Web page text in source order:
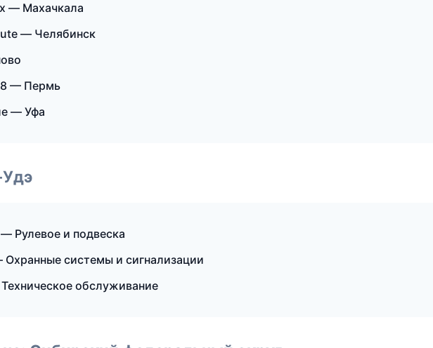
— Махачкала
— Челябинск
— Пермь
— Уфа
— Рулевое и подвеска
Охранные системы и сигнализации
обслуживание